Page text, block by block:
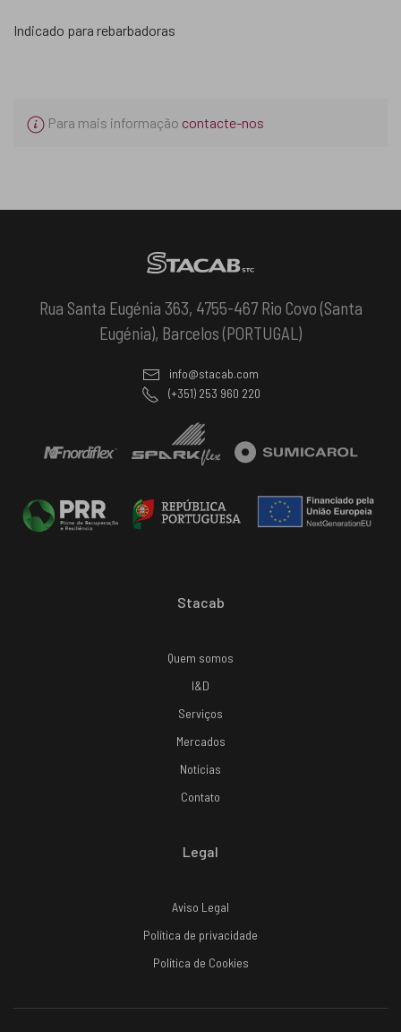
Indicado para rebarbadoras
Para mais informação contacte-nos
Rua Santa Eugénia 363, 4755-467 Rio Covo (Santa
Eugénia), Barcelos (PORTUGAL)
info@stacab.com
(+351) 253 960 220
Stacab
Quem somos
I&D
Serviços
Mercados
Notícias
Contato
Legal
Aviso Legal
Política de privacidade
Política de Cookies